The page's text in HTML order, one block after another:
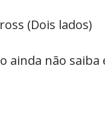
(Dois lados)
ainda não